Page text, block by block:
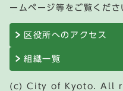
ームページ等をご覧くださ
区役所へのアクセス
組織一覧
(c) City of Kyoto. All